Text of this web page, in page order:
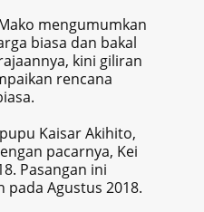
mengumumkan
biasa dan bakal
kini giliran
rencana
Kaisar Akihito,
pacarnya, Kei
Pasangan ini
Agustus 2018.